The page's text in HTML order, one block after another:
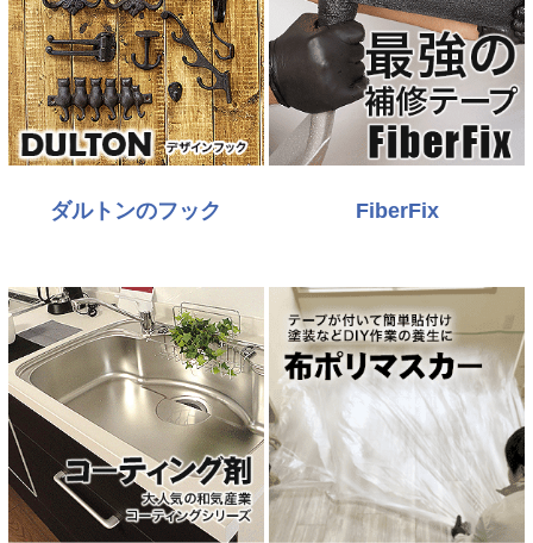
ダルトンのフック FiberFix